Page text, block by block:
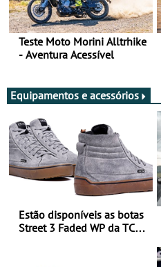
Teste Moto Morini Alltrhike
- Aventura Acessível
Equipamentos e acessórios
Estão disponíveis as botas
Street 3 Faded WP da TCX